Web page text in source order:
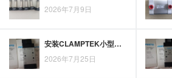
2026年7月9日
安装CLAMPTEK小型液压缸前，固定方式、行程空间与受力方向如何核对？
2026年7月25日